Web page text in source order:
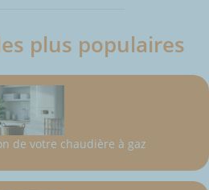
plus populaires
de votre chaudière à gaz